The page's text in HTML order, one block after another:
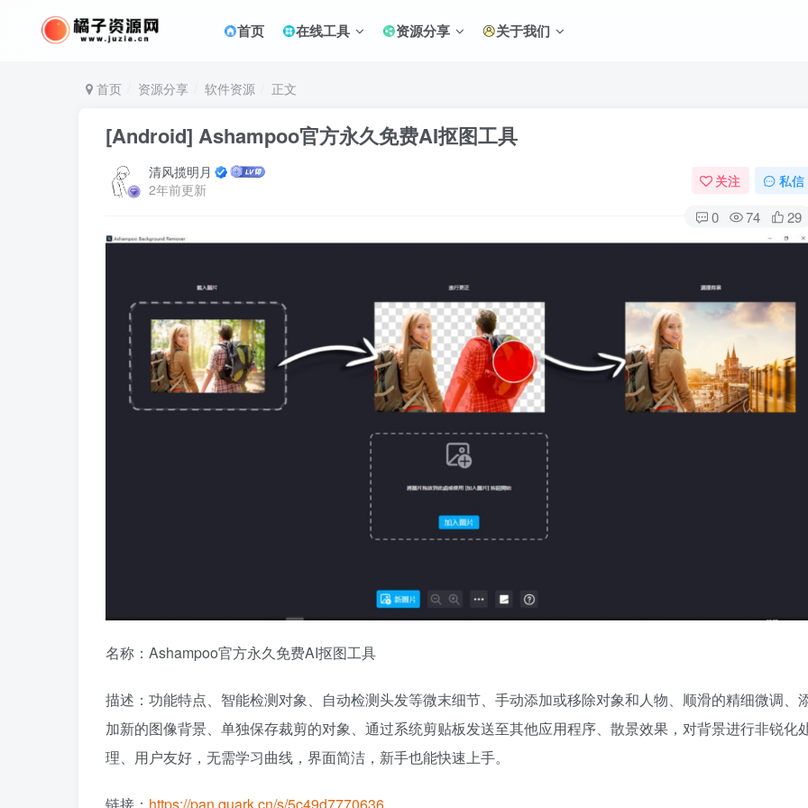
首页 在线工具 资源分享 关于我们
首页 资源分享 软件资源 正文
[Android] Ashampoo官方永久免费AI抠图工具
清风揽明月
2年前更新
关注 私信
0 74 29
名称：​Ashampoo官方永久免费AI抠图工具
描述：功能特点、智能检测对象、自动检测头发等微末细节、手动添加或移除对象和人物、顺滑的精细微调、
加新的图像背景、单独保存裁剪的对象、通过系统剪贴板发送至其他应用程序、散景效果，对背景进行非锐化
理、用户友好，无需学习曲线，界面简洁，新手也能快速上手。